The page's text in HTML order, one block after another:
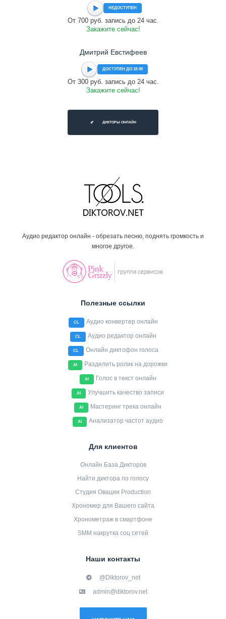
НЕДОСТУПЕН
От 700 руб. запись до 24 час.
Закажите сейчас!
Дмитрий Евстифеев
ДОСТУПЕН ДО 18:00
От 300 руб. запись до 24 час.
Закажите сейчас!
ДИКТОРЫ ОНЛАЙН
Аудио редактор онлайн - обрезать песню, поднять громкость и
многое другое.
Полезные ссылки
CL Аудио конвертер онлайн
CL Аудио редактор онлайн
CL Онлайн диктофон голоса
AI Разделить ролик на дорожки
AI Голос в текст онлайн
AI Улучшить качество записи
AI Мастеринг трека онлайн
AI Анализатор частот аудио
Для клиентов
Онлайн База Дикторов
Найти диктора по голосу
Студия Овации Production
Хрономер для Вашего сайта
Хронометраж в смартфоне
SMM накрутка соц сетей
Наши контакты
@Diktorov_net
admin@diktorov.net